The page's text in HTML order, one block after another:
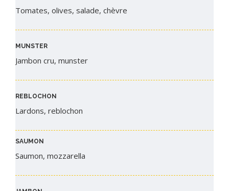
Tomates, olives, salade, chèvre
MUNSTER
Jambon cru, munster
REBLOCHON​
Lardons, reblochon
SAUMON
Saumon, mozzarella